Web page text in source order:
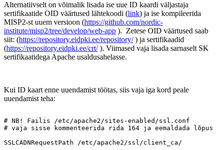
Alternatiivselt on võimalik lisada ise uue ID kaardi väljastaja
sertifikaatide OID väärtused lähtekoodi (link) ja ise kompileerida
MISP2-st uuem versioon (https://github.com/nordic-
institute/misp2/tree/develop/web-app ). Zetese OID väärtused saab
siit: (https://repository.eidpki.ee/repository/) ja sertifikaadid
(https://repository.eidpki.ee/crt/). Viimased vaja lisada sarnaselt SK
sertifikaatidega Apache usaldusahelasse.
Kui ID kaart enne uuendamist töötas, siis vaja iga kord peale
uuendamist teha:
# NB! Failis
/etc/apache2/sites-enabled/ssl.conf
# vaja sisse kommenteerida rida 164 ja eemaldada
lõpust
SSLCADNRequestPath
/etc/apache2/ssl/client_ca/